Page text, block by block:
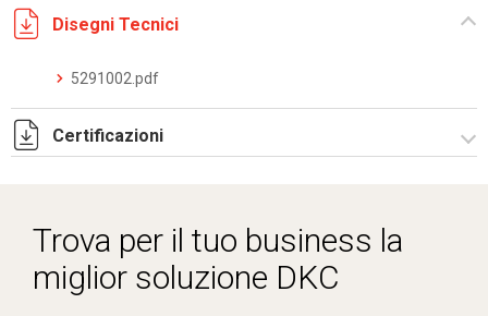
Disegni Tecnici
5291002.pdf
Certificazioni
Trova per il tuo business la
miglior soluzione DKC